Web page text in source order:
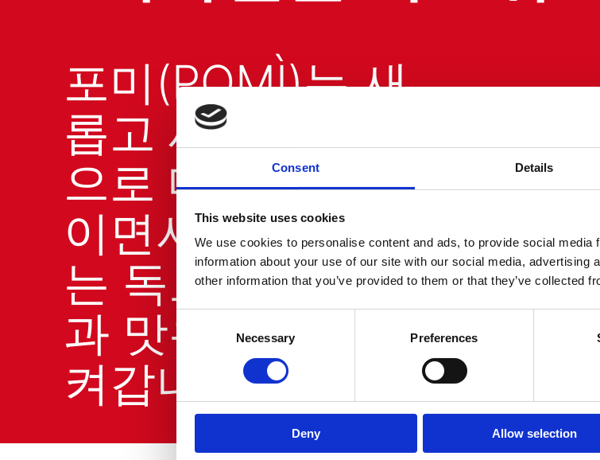
Consent Details
This website uses cookies
We use cookies to personalise content and ads, to provide social
information about your use of our site with our social media, advertising
other information that you’ve provided to them or that they’ve collected
Selection
Necessary Preferences
Deny Allow selection
포미(POMÌ)는 새
롭고 세련된 모습
으로 매대에 선보
이면서도, 변함없
는 독보적인 품질
과 맛은 그대로 지
켜갑니다.